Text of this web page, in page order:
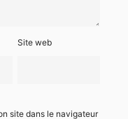
Site web
site dans le navigateur